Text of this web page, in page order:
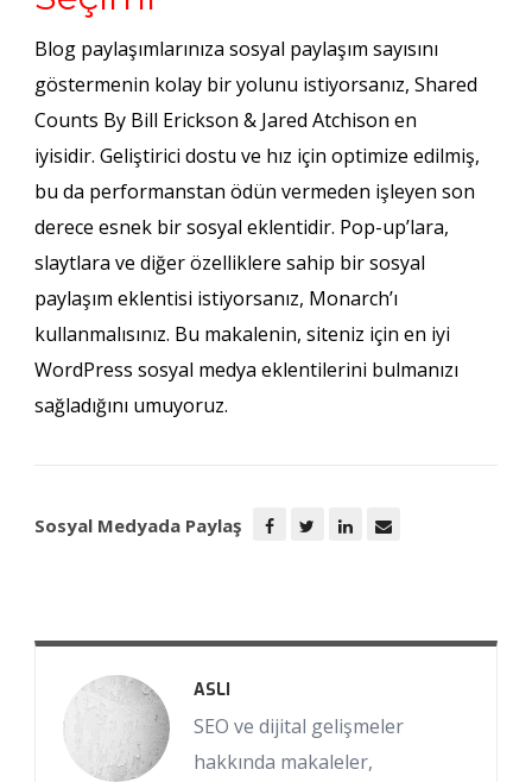
Blog paylaşımlarınıza sosyal paylaşım sayısını
göstermenin kolay bir yolunu istiyorsanız, Shared
Counts By Bill Erickson & Jared Atchison en
iyisidir. Geliştirici dostu ve hız için optimize edilmiş,
bu da performanstan ödün vermeden işleyen son
derece esnek bir sosyal eklentidir. Pop-up’lara,
slaytlara ve diğer özelliklere sahip bir sosyal
paylaşım eklentisi istiyorsanız, Monarch’ı
kullanmalısınız. Bu makalenin, siteniz için en iyi
WordPress sosyal medya eklentilerini bulmanızı
sağladığını umuyoruz.
Sosyal Medyada Paylaş
ASLI
SEO ve dijital gelişmeler
hakkında makaleler,